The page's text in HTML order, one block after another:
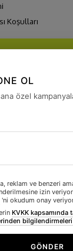
Koşulları
OL
özel
reklam ve benzeri
izin
'ni okudum onay
KVKK kapsamında
bilgilendirmeleri
GÖNDER